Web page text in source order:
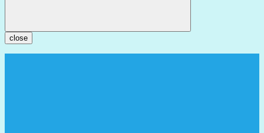
close